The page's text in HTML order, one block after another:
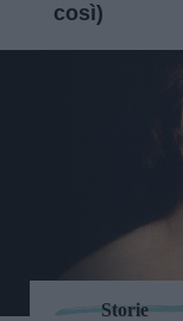
così)
Storie